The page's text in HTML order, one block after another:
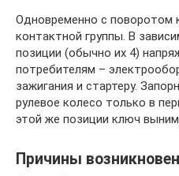
Одновременно с поворотом
контактной группы. В
позиции (обычно их 4)
потребителям –
зажигания и стартеру.
рулевое колесо только в
этой же позиции ключ
Причины